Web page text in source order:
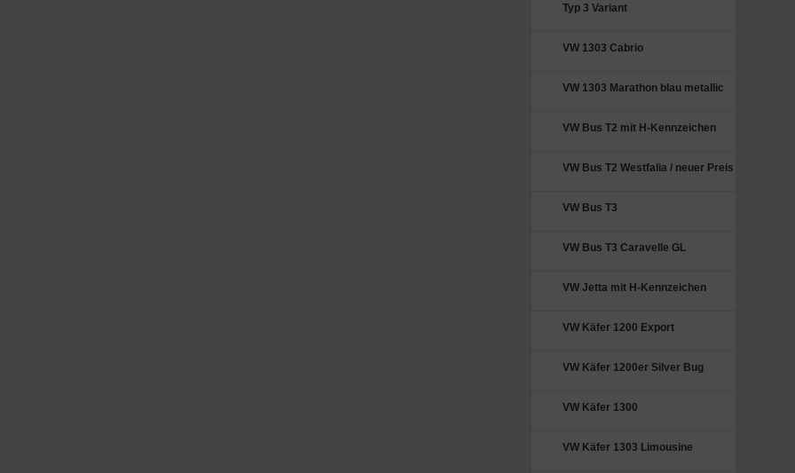
Typ 3 Variant
VW 1303 Cabrio
VW 1303 Marathon blau metallic
VW Bus T2 mit H-Kennzeichen
VW Bus T2 Westfalia / neuer Preis
VW Bus T3
VW Bus T3 Caravelle GL
VW Jetta mit H-Kennzeichen
VW Käfer 1200 Export
VW Käfer 1200er Silver Bug
VW Käfer 1300
VW Käfer 1303 Limousine